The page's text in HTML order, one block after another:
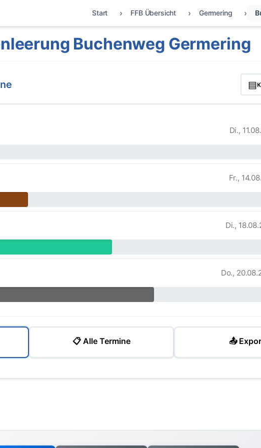
Start FFB Übersicht Germering
Buchenweg Germering
▤
Di.,
Fr.,
Di.,
Do.,
📋 Alle Termine 📤